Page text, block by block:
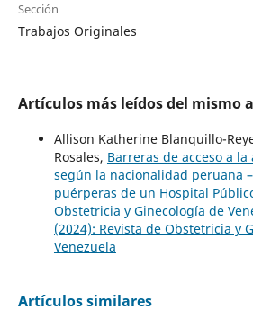
Sección
Trabajos Originales
Artículos más leídos del mismo
Allison Katherine Blanquillo-
Rosales, Barreras de acceso a
según la nacionalidad peruana
puérperas de un Hospital
Obstetricia y Ginecología de
(2024): Revista de Obstetricia y
Venezuela
Artículos similares